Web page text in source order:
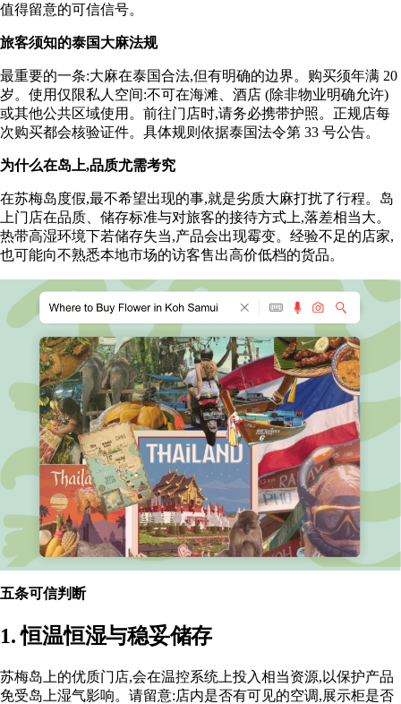
值得留意的可信信号。
旅客须知的泰国大麻法规
最重要的一条:大麻在泰国合法,但有明确的边界。购买须年满 20
岁。使用仅限私人空间:不可在海滩、酒店 (除非物业明确允许)
或其他公共区域使用。前往门店时,请务必携带护照。正规店每
次购买都会核验证件。具体规则依据泰国法令第 33 号公告。
为什么在岛上,品质尤需考究
在苏梅岛度假,最不希望出现的事,就是劣质大麻打扰了行程。岛
上门店在品质、储存标准与对旅客的接待方式上,落差相当大。
热带高湿环境下若储存失当,产品会出现霉变。经验不足的店家,
也可能向不熟悉本地市场的访客售出高价低档的货品。
五条可信判断
1. 恒温恒湿与稳妥储存
苏梅岛上的优质门店,会在温控系统上投入相当资源,以保护产品
免受岛上湿气影响。请留意:店内是否有可见的空调,展示柜是否